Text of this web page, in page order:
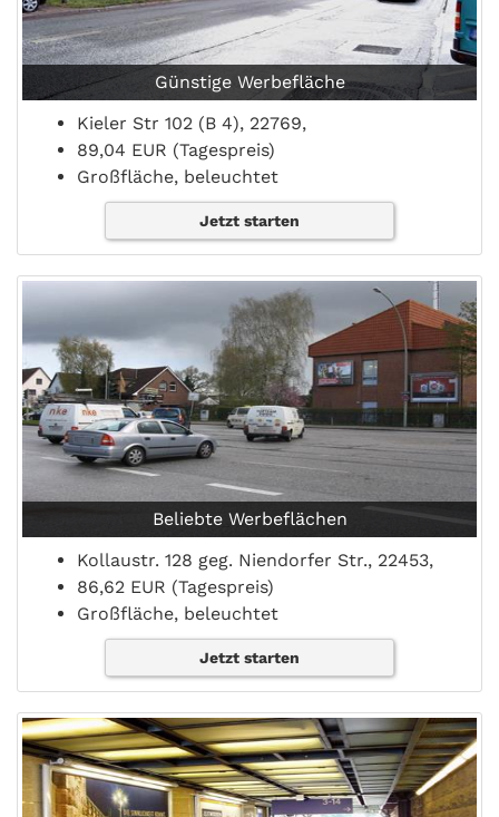
Günstige Werbefläche
Kieler Str 102 (B 4), 22769,
89,04 EUR (Tagespreis)
Großfläche, beleuchtet
Jetzt starten
Beliebte Werbeflächen
Kollaustr. 128 geg. Niendorfer Str., 22453,
86,62 EUR (Tagespreis)
Großfläche, beleuchtet
Jetzt starten